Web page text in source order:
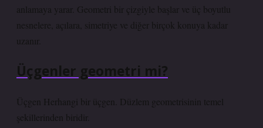
anlamaya yarar. Geometri bir çizgiyle başlar ve üç boyutlu
nesnelere, açılara, simetriye ve diğer birçok konuya kadar
uzanır.
Üçgenler geometri mi?
Üçgen Herhangi bir üçgen. Düzlem geometrisinin temel
şekillerinden biridir.